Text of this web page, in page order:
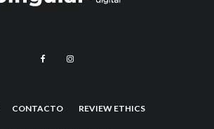
CONTACTO REVIEW ETHICS